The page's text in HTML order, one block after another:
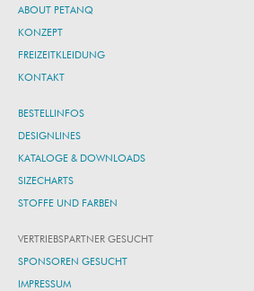
ABOUT PETANQ
KONZEPT
FREIZEITKLEIDUNG
KONTAKT
BESTELLINFOS
DESIGNLINES
KATALOGE & DOWNLOADS
SIZECHARTS
STOFFE UND FARBEN
VERTRIEBSPARTNER GESUCHT
SPONSOREN GESUCHT
IMPRESSUM